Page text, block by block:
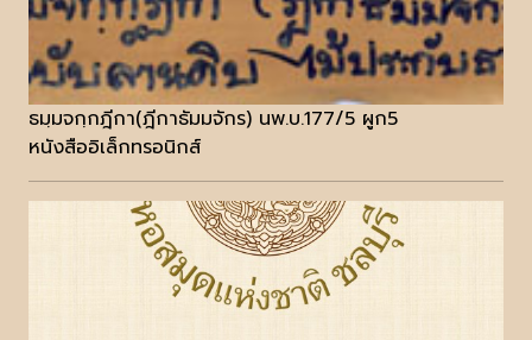
ธมฺมจกฺกฎีกา(ฎีกาธัมมจักร) นพ.บ.177/5 ผูก5
หนังสืออิเล็กทรอนิกส์